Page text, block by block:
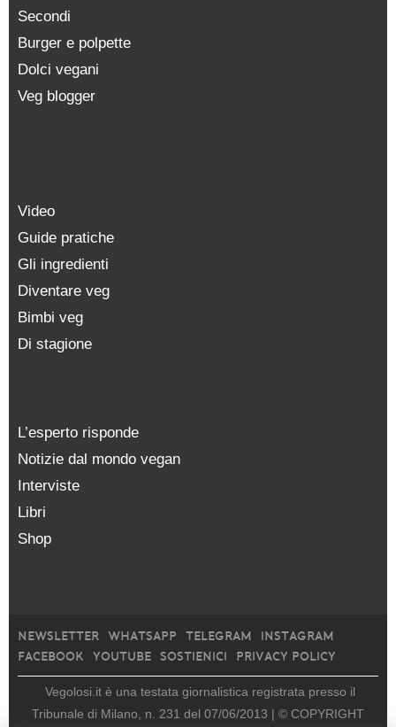
Secondi
Burger e polpette
Dolci vegani
Veg blogger
Video
Guide pratiche
Gli ingredienti
Diventare veg
Bimbi veg
Di stagione
L’esperto risponde
Notizie dal mondo vegan
Interviste
Libri
Shop
NEWSLETTER WHATSAPP TELEGRAM
INSTAGRAM
FACEBOOK
YOUTUBE SOSTIENICI PRIVACY POLICY
Vegolosi.it è una testata giornalistica registrata presso il
Tribunale di Milano, n. 231 del 07/06/2013 | © COPYRIGHT